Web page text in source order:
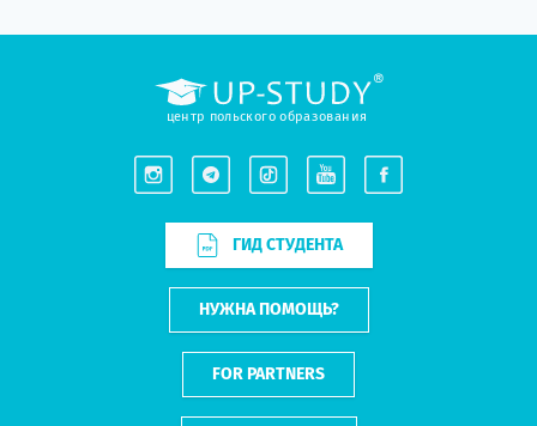
центр польского образования
ГИД СТУДЕНТА
НУЖНА ПОМОЩЬ?
FOR PARTNERS